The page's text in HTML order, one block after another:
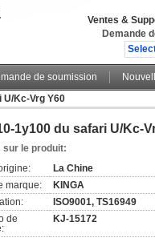
Ventes &
Demande
de soumission
U/Kc-Vrg Y60
1y100 du safari U/Kc-
sur le produit:
La Chine
marque:
KINGA
ISO9001, TS16949
de
KJ-15172